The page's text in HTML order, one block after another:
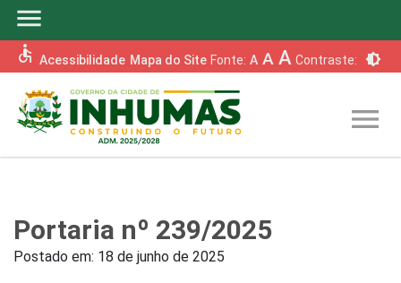
menu
accessible Acessibilidade Mapa do Site Fonte: A A A Contraste: brightness_6
menu
Portaria nº 239/2025
Postado em: 18 de junho de 2025